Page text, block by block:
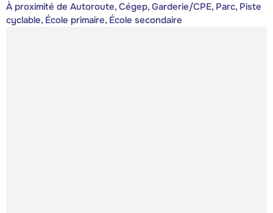
À proximité de Autoroute, Cégep, Garderie/CPE, Parc, Piste
cyclable, École primaire, École secondaire